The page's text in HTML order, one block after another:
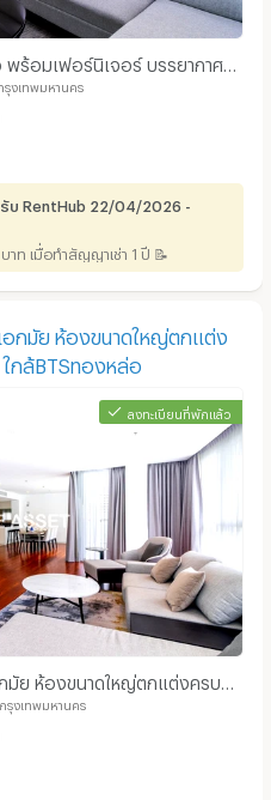
พร้อมเฟอร์นิเจอร์ บรรยากาศ
ะที่จอดรถ
งเทพมหานคร
รับ RentHub 22/04/2026 -
าท เมื่อทำสัญญาเช่า 1 ปี 📝
อกมัย ห้องขนาดใหญ่ตกแต่ง
กล้BTSทองหล่อ
ลงทะเบียนที่พักแล้ว
มัย ห้องขนาดใหญ่ตกแต่งครบ
ทองหล่อ
รุงเทพมหานคร